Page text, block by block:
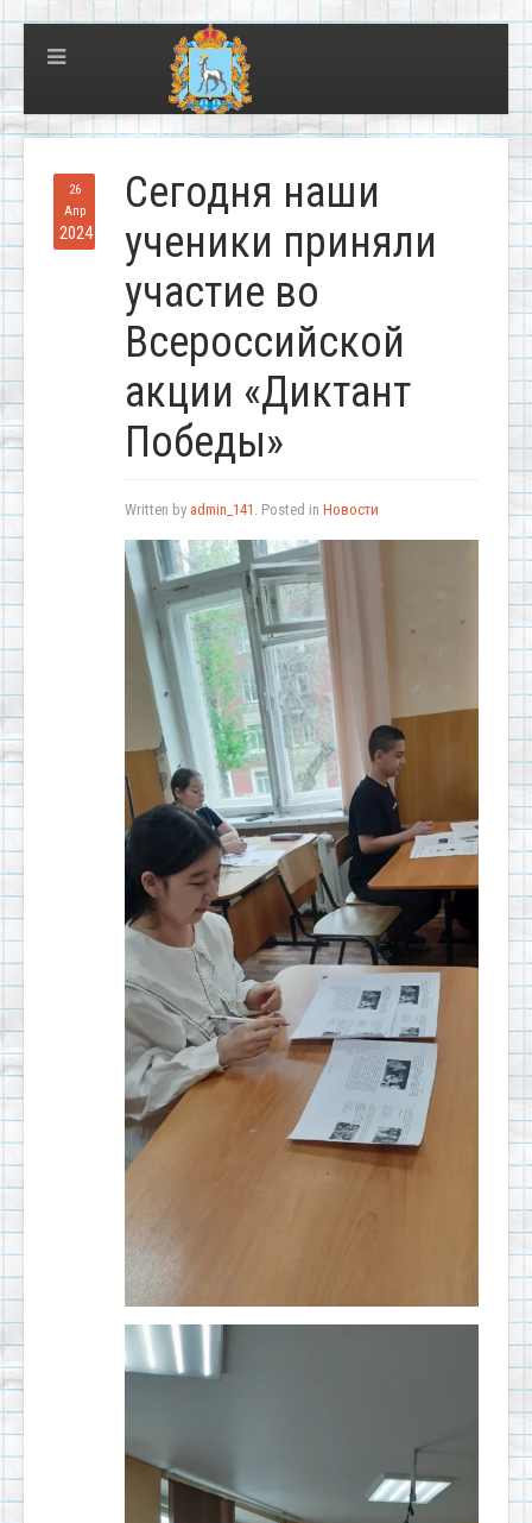
26
Апр
2024
Сегодня наши
ученики приняли
участие во
Всероссийской
акции «Диктант
Победы»
Written by admin_141 . Posted in Новости